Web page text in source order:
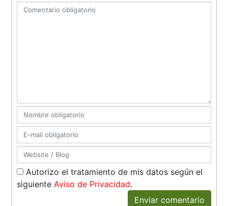
Autorizo el tratamiento de mis datos según el
siguienteAviso de Privacidad.
Enviar comentario